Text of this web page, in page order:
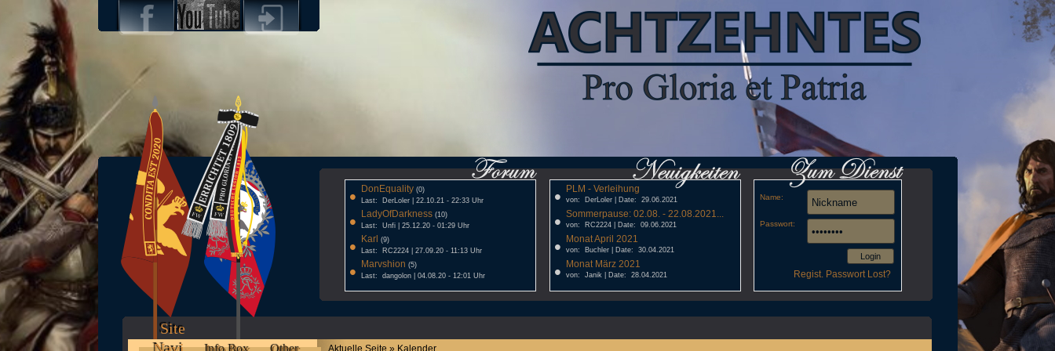
• DonEquality(0)
Last: DerLoler | 22.10.21 - 22:33 Uhr
• LadyOfDarkness(10)
Last: Unfi | 25.12.20 - 01:29 Uhr
• Karl (9)
Last: RC2224 | 27.09.20 - 11:13 Uhr
• Marvshion (5)
Last: dangolon | 04.08.20 - 12:01 Uhr
• PLM - Verleihung
von: DerLoler | Date: 29.06.2021
• Sommerpause: 02.08. - 22.08.2021...
von: RC2224 | Date: 09.06.2021
• Monat April 2021
von: Buchler | Date: 30.04.2021
• Monat März 2021
von: Janik | Date: 28.04.2021
Name:
Passwort:
Login
Regist. Passwort Lost?
Site
Aktuelle Seite » Kalender